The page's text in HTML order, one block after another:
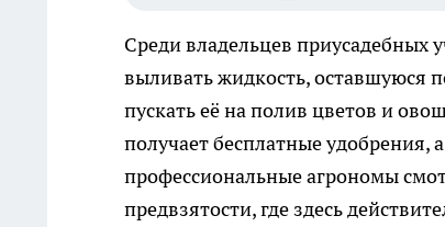
Среди владельцев приусадебных
выливать жидкость, оставшуюся
пускать её на полив цветов и
получает бесплатные удобрения,
профессиональные агрономы
предвзятости, где здесь